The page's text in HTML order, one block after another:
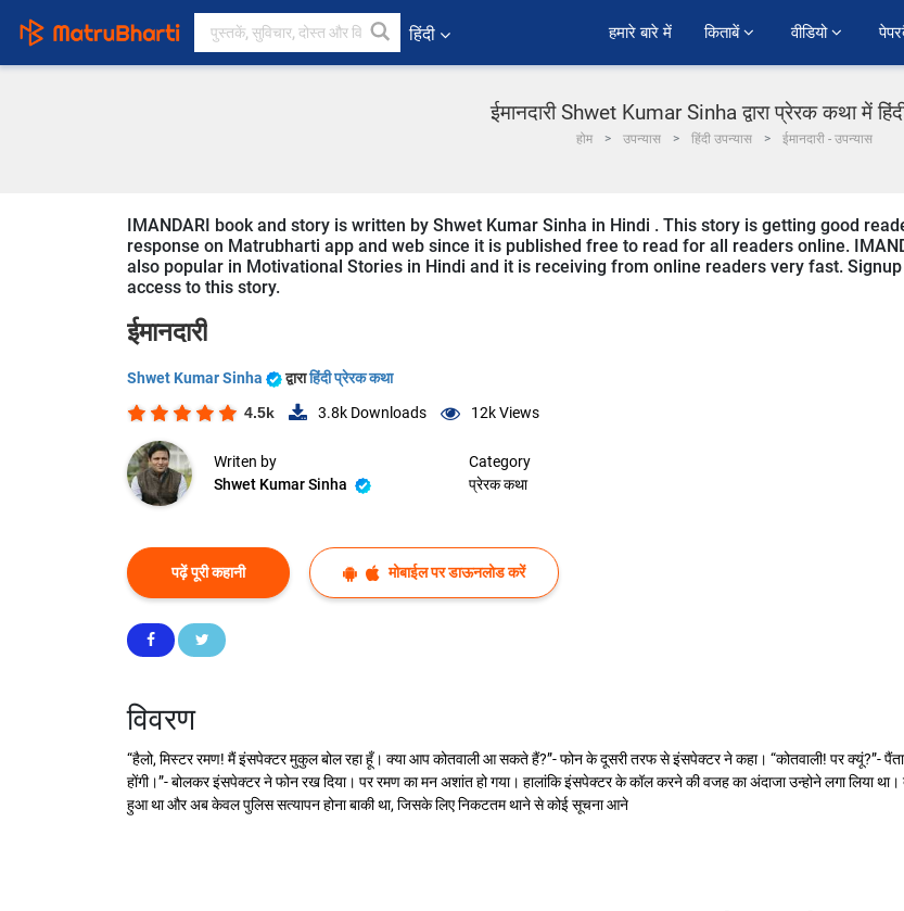
हिंदी हमारे बारे में किताबें वीडियो
ईमानदारी Shwet Kumar Sinha द्वारा प्रेरक कथा में
होम उपन्यास हिंदी उपन्यास ईमानदारी - उपन्यास
IMANDARI book and story is written by Shwet Kumar Sinha in Hindi . This story is getting good
response on Matrubharti app and web since it is published free to read for all readers online.
also popular in Motivational Stories in Hindi and it is receiving from online readers very fast.
access to this story.
ईमानदारी
Shwet Kumar Sinha द्वाराहिंदी प्रेरक कथा
4.5k 3.8k Downloads 12kViews
Writen by
Shwet Kumar Sinha
Category
प्रेरक कथा
पढ़ें पूरी कहानी मोबाईल पर डाऊनलोड करें
विवरण
“हैलो, मिस्टर रमण! मैं इंसपेक्टर मुकुल बोल रहा हूँ। क्या आप कोतवाली आ सकते हैं?”- फोन के दूसरी तरफ से इंसपेक्टर ने कहा। “कोतवाली! पर क्यूं?”-
होंगी।”- बोलकर इंसपेक्टर ने फोन रख दिया। पर रमण का मन अशांत हो गया। हालांकि इंसपेक्टर के कॉल करने की वजह का अंदाजा उन्होने लगा लिया
हुआ था और अब केवल पुलिस सत्यापन होना बाकी था, जिसके लिए निकटतम थाने से कोई सूचना आने